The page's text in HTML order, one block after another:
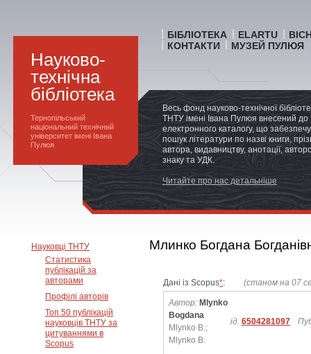
Науково-
технічна
бібліотека
Тернопільський
національний технічний
університет імені Івана
Пулюя
БІБЛІОТЕКА ELARTU
КОНТАКТИ
МУЗЕЙ ПУЛЮЯ
Весь фонд науково-технічної
ТНТУ імені Івана Пулюя внесений до
електронного каталогу, що
пошук літератури по назві книги,
автора, видавництву, анотації,
знаку та УДК.
Читайте про нас детальніше
Науковці ТНТУ
Статистика
публікацій за
авторами
Профілі авторів
Топ 50 публікацій
науковців ТНТУ за
цитуваннями в
Scopus
Млинко Богдана
Дані із Scopus*: (станом на 07
Автор: Mlynko
Bogdana
Mlynko B.;
Mlynko B.
ід. 6504281097